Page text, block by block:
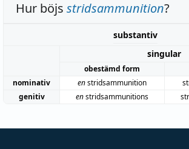
Hur böjs stridsammunition?
substantiv
singular
obestämd form
nominativ
enstridsammunition
genitiv
enstridsammunitions